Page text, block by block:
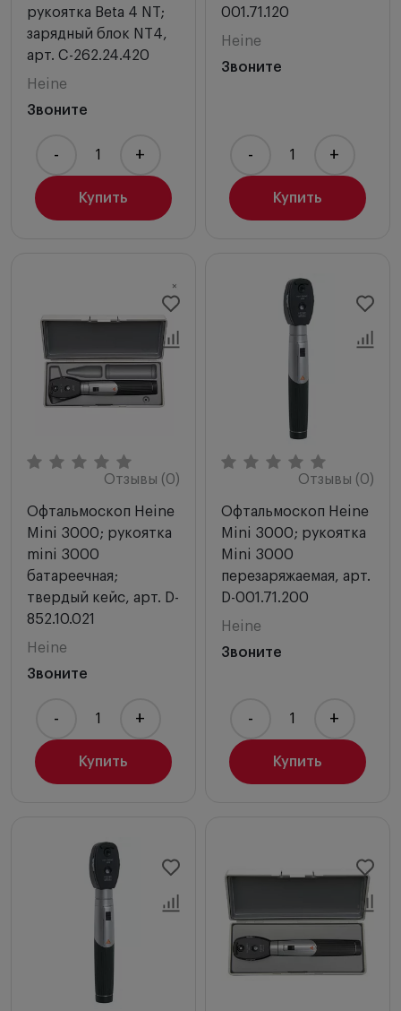
рукоятка Beta 4 NT;
зарядный блок NT4,
арт. C-262.24.420
Heine
Звоните
Купить
- +
001.71.120
Heine
Звоните
Купить
- +
Отзывы (0)
Офтальмоскоп Heine
Mini 3000; рукоятка
mini 3000
батареечная;
твердый кейс, арт. D-
852.10.021
Heine
Звоните
Купить
- +
Отзывы (0)
Офтальмоскоп Heine
Mini 3000; рукоятка
Mini 3000
перезаряжаемая, арт.
D-001.71.200
Heine
Звоните
Купить
- +